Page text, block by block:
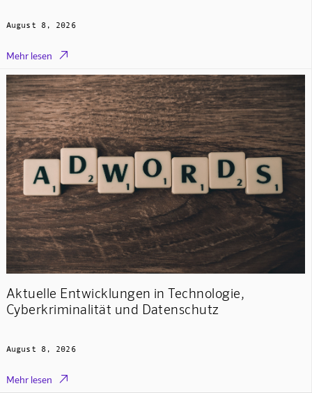
August 8, 2026
Mehr lesen 
Aktuelle Entwicklungen in Technologie,
Cyberkriminalität und Datenschutz
August 8, 2026
Mehr lesen 